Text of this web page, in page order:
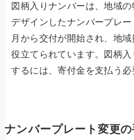
図柄入りナンバーは、地域
デザインしたナンバープレ
月から交付が開始され、地
役立てられています。図柄
するには、寄付金を支払う必
ナンバープレート変更の